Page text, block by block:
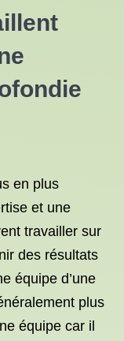
en plus
et une
travailler sur
des résultats
équipe d’une
plus
équipe car il